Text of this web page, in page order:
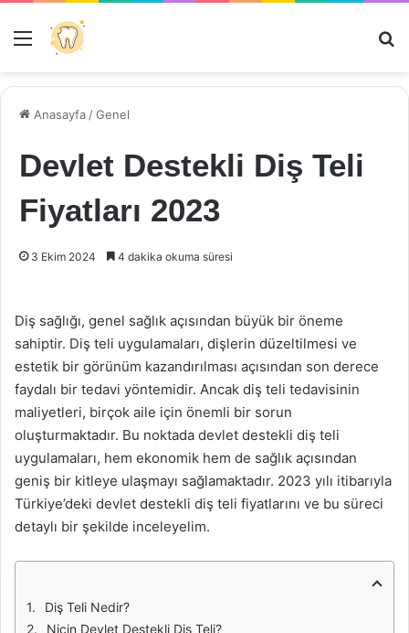
Menü
Anasayfa /Genel
Devlet Destekli Diş Teli
Fiyatları 2023
3 Ekim 2024 4 dakika okuma süresi
Diş sağlığı, genel sağlık açısından büyük bir öneme
sahiptir. Diş teli uygulamaları, dişlerin düzeltilmesi ve
estetik bir görünüm kazandırılması açısından son derece
faydalı bir tedavi yöntemidir. Ancak diş teli tedavisinin
maliyetleri, birçok aile için önemli bir sorun
oluşturmaktadır. Bu noktada devlet destekli diş teli
uygulamaları, hem ekonomik hem de sağlık açısından
geniş bir kitleye ulaşmayı sağlamaktadır. 2023 yılı itibarıyla
Türkiye’deki devlet destekli diş teli fiyatlarını ve bu süreci
detaylı bir şekilde inceleyelim.
Diş Teli Nedir?
Niçin Devlet Destekli Diş Teli?